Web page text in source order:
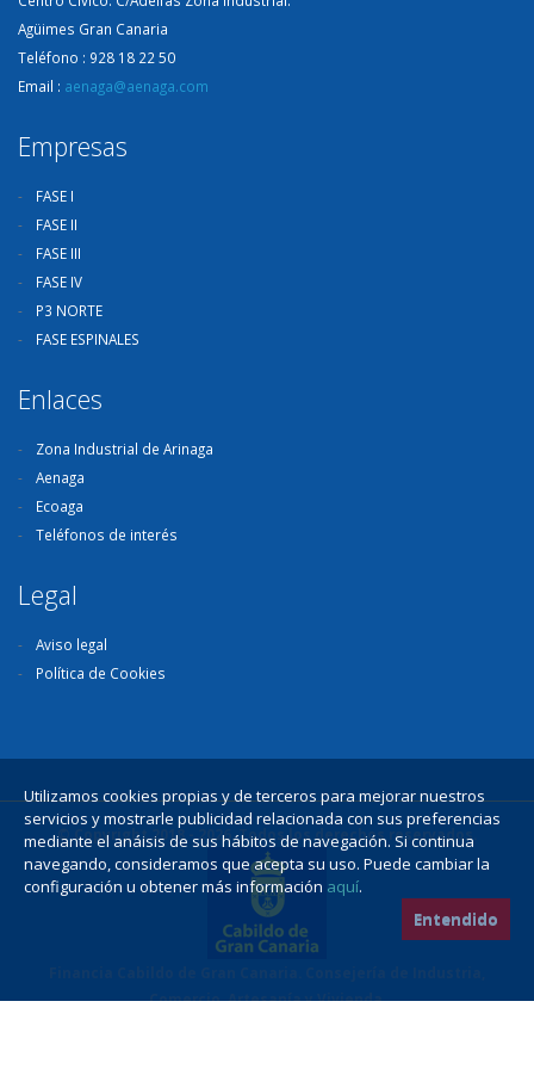
Agüimes Gran Canaria
Teléfono : 928 18 22 50
Email : aenaga@aenaga.com
Empresas
FASE I
FASE II
FASE III
FASE IV
P3 NORTE
FASE ESPINALES
Enlaces
Zona Industrial de Arinaga
Aenaga
Ecoaga
Teléfonos de interés
Legal
Aviso legal
Política de Cookies
© Copyright 2018 - 2026. Todos los derechos reservados.
Comercio, Artesanía y Vivienda.
Utilizamos cookies propias y de terceros para mejorar nuestros
servicios y mostrarle publicidad relacionada con sus preferencias
mediante el anáisis de sus hábitos de navegación. Si continua
navegando, consideramos que acepta su uso. Puede cambiar la
configuración u obtener más información aquí.
Entendido